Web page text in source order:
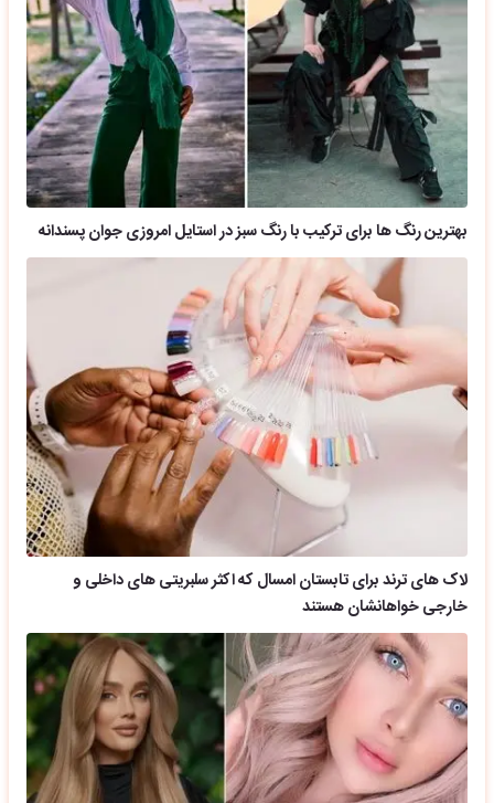
بهترین رنگ ها برای ترکیب با رنگ سبز در استایل امروزی جوان پسندانه
لاک های ترند برای تابستان امسال که اکثر سلبریتی های داخلی و
خارجی خواهانشان هستند